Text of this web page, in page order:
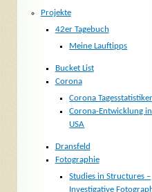
Projekte
42er Tagebuch
Meine Lauftipps
Bucket List
Corona
Corona
Corona-Entwicklung
USA
Dransfeld
Fotographie
Studies in Structures –
Investigative